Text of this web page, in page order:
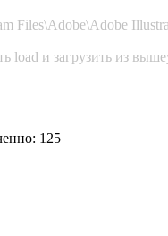
Files\Adobe\Adobe
и загрузить из
125